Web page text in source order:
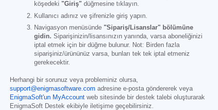
köşedeki "Giriş" düğmesine tıklayın.
Kullanıcı adınız ve şifrenizle giriş yapın.
Navigasyon menüsünde "Sipariş/Lisanslar" bölümüne
gidin. Siparişinizin/lisansınızın yanında, varsa aboneliğinizi
iptal etmek için bir düğme bulunur. Not: Birden fazla
siparişiniz/ürününüz varsa, bunları tek tek iptal etmeniz
gerekecektir.
Herhangi bir sorunuz veya probleminiz olursa,
support@enigmasoftware.com adresine e-posta göndererek veya
EnigmaSoft'un MyAccount web sitesinde bir destek talebi oluşturarak
EnigmaSoft Destek ekibiyle iletişime geçebilirsiniz.